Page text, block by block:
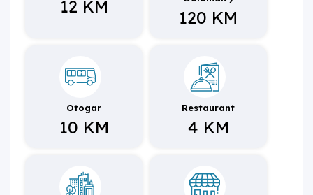
12 KM
120 KM
Otogar
10 KM
Restaurant
4 KM